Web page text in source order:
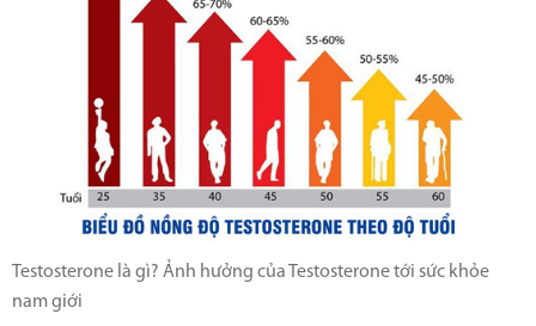
Testosterone là gì? Ảnh hưởng của Testosterone tới sức khỏe
nam giới